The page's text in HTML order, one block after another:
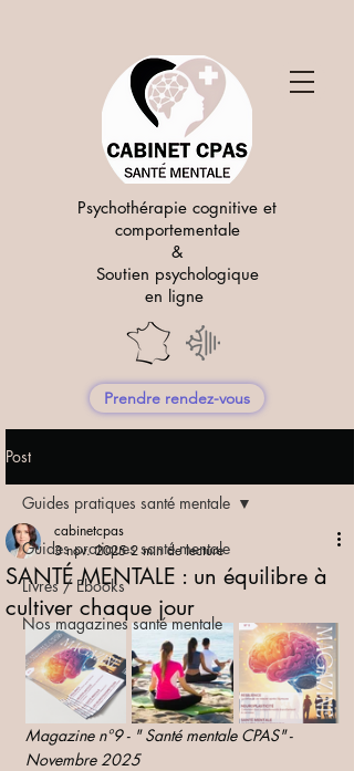
Psychothérapie cognitive et
comportementale
&
Soutien psychologique
en ligne
Prendre rendez-vous
Post
Guides pratiques santé mentale
Livres / Ebooks
Nos magazines santé mentale
Guides pratiques santé mentale
SANTÉ MENTALE : un équilibre à
cultiver chaque jour
cabinetcpas
3 nov. 2025 2 min de lecture
Magazine n°9 - " Santé mentale CPAS" -
Novembre 2025